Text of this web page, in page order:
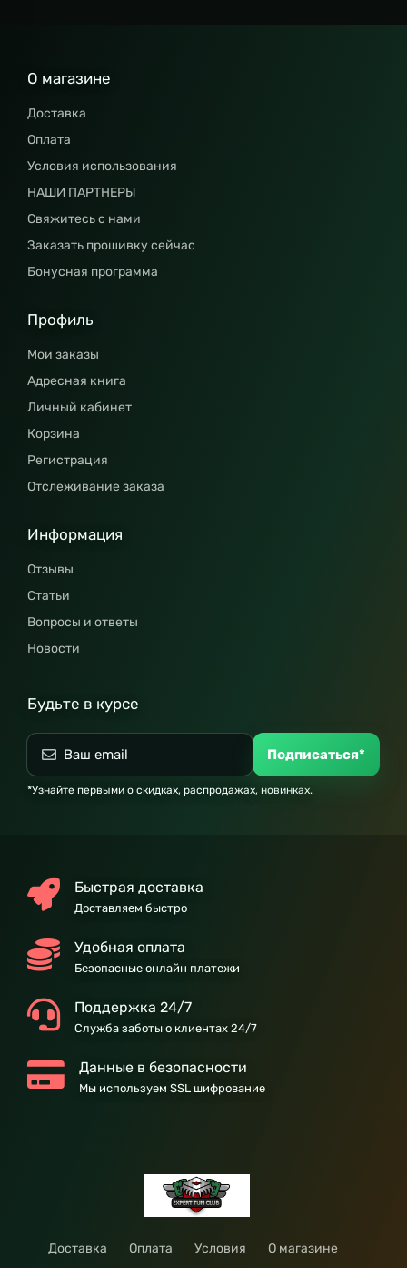
О магазине
Доставка
Оплата
Условия использования
НАШИ ПАРТНЕРЫ
Свяжитесь с нами
Заказать прошивку сейчас
Бонусная программа
Профиль
Мои заказы
Адресная книга
Личный кабинет
Корзина
Регистрация
Отслеживание заказа
Информация
Отзывы
Статьи
Вопросы и ответы
Новости
Будьте в курсе
Подписаться*
*Узнайте первыми о скидках, распродажах, новинках.
Быстрая доставка
Доставляем быстро
Удобная оплата
Безопасные онлайн платежи
Поддержка 24/7
Служба заботы о клиентах 24/7
Данные в безопасности
Мы используем SSL шифрование
Доставка Оплата Условия
О магазине